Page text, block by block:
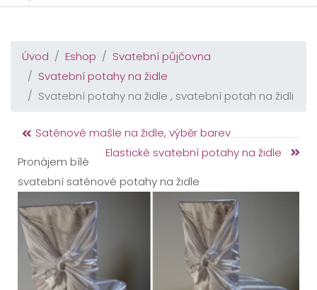
Úvod Eshop
Svatební půjčovna
Svatební potahy na židle
Svatební potahy na židle , svatební potah na židli
Saténové mašle na židle, výběr barev
Elastické svatební potahy na židle
Pronájem bílé
svatební saténové potahy na židle